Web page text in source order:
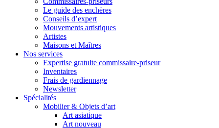
Le guide des enchères
Conseils d’expert
Mouvements artistiques
Artistes
Maisons et Maîtres
Nos services
Expertise gratuite commissaire-priseur
Inventaires
Frais de gardiennage
Newsletter
Spécialités
Mobilier & Objets d’art
Art asiatique
Art nouveau